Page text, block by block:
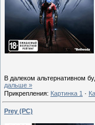
В далеком альтернативном
дальше »
Прикрепления: Картинка 1 ·
Prey (PC)